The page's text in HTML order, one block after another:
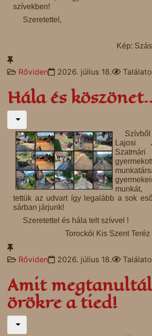
szívekben!
Szeretettel,
Kép:
Rőviden 2026. július 18.
Hála és
Lajosi
munkát,
tettük az udvart így legalább a sok
sárban járjunk!
Szeretettel és hála telt szívvel !
Torockói Kis Szent
Rőviden 2026. július 18.
Amit
örökre a tied!